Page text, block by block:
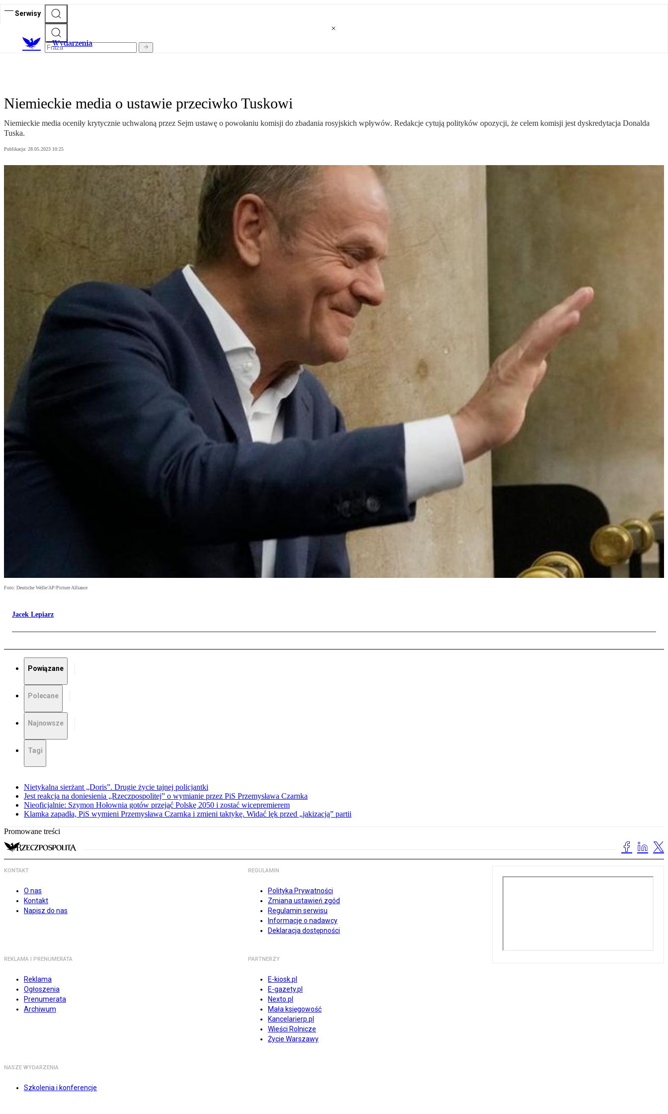
Serwisy
Wydarzenia
Niemieckie media o ustawie przeciwko Tuskowi
Niemieckie media oceniły krytycznie uchwaloną przez Sejm ustawę o powołaniu komisji do zbadania rosyjskich wpływów. Redakcje cytują polityków opozycji, że celem komisji jest dyskredytacja Donalda
Tuska.
Publikacja: 28.05.2023 10:25
Foto: Deutsche Welle/AP/Picture Alliance
Jacek Lepiarz
Powiązane
Polecane
Najnowsze
Tagi
Nietykalna sierżant „Doris”. Drugie życie tajnej policjantki
Jest reakcja na doniesienia „Rzeczpospolitej” o wymianie przez PiS Przemysława Czarnka
Nieoficjalnie: Szymon Hołownia gotów przejąć Polskę 2050 i zostać wicepremierem
Klamka zapadła, PiS wymieni Przemysława Czarnka i zmieni taktykę. Widać lęk przed „jakizacją” partii
Promowane treści
KONTAKT
O nas
Kontakt
Napisz do nas
REGULAMIN
Polityka Prywatności
Zmiana ustawień zgód
Regulamin serwisu
Informacje o nadawcy
Deklaracja dostępności
REKLAMA I PRENUMERATA
Reklama
Ogłoszenia
Prenumerata
Archiwum
PARTNERZY
E-kiosk.pl
E-gazety.pl
Nexto.pl
Mała księgowość
Kancelarierp.pl
Wieści Rolnicze
Życie Warszawy
NASZE WYDARZENIA
Szkolenia i konferencje